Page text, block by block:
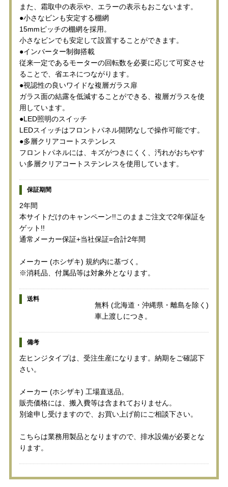
また、霜取中の表示や、エラーの表示もおこないます。
●小さなビンも安定する棚網
15mmピッチの棚網を採用。
小さなビンでも安定して設置することができます。
●インバーター制御搭載
従来一定であるモーターの回転数を必要に応じて可変させ
ることで、省エネにつながります。
●視認性の良いワイドな複層ガラス扉
ガラス面の結露を低減することができる、複層ガラスを使
用しています。
●LED照明のスイッチ
LEDスイッチはフロントパネル開閉なしで操作可能です。
●多層クリアコートステンレス
フロントパネルには、キズがつきにくく、汚れがおちやす
い多層クリアコートステンレスを使用しています。
保証期間
2年間
本サイトだけのキャンペーン!!このままご注文で2年保証を
ゲット!!
通常メーカー保証+当社保証=合計2年間
メーカー (ホシザキ) 規約内に基づく。
※消耗品、付属品等は対象外となります。
送料
無料 (北海道・沖縄県・離島を除く)
車上渡しにつき。
備考
左ヒンジタイプは、受注生産になります。納期をご確認下
さい。
メーカー (ホシザキ) 工場直送品。
販売価格には、搬入費等は含まれておりません。
別途申し受けますので、お買い上げ前にご相談下さい。
こちらは業務用製品となりますので、排水設備が必要とな
ります。